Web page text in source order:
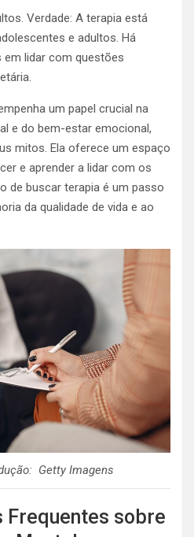
Verdade: A terapia está
e adultos. Há
lidar com questões
um papel crucial na
e do bem-estar emocional,
mitos. Ela oferece um espaço
e aprender a lidar com os
de buscar terapia é um passo
da qualidade de vida e ao
Getty Imagens
Frequentes sobre